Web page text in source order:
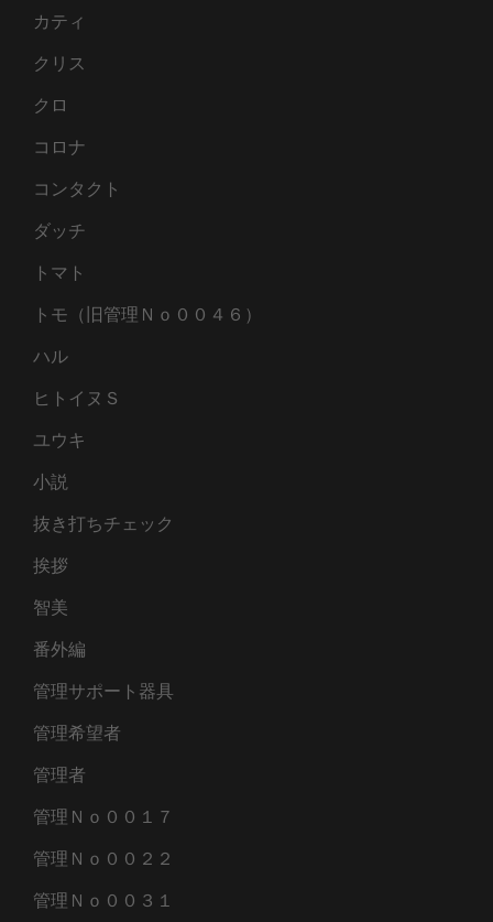
カティ
クリス
クロ
コロナ
コンタクト
ダッチ
トマト
トモ（旧管理Ｎｏ００４６）
ハル
ヒトイヌＳ
ユウキ
小説
抜き打ちチェック
挨拶
智美
番外編
管理サポート器具
管理希望者
管理者
管理Ｎｏ００１７
管理Ｎｏ００２２
管理Ｎｏ００３１